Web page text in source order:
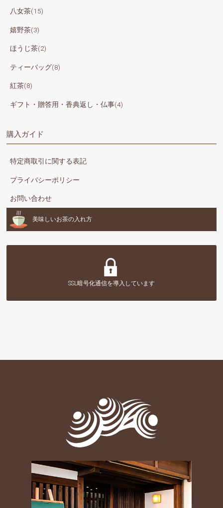
八女茶(15)
嬉野茶(3)
ほうじ茶(2)
ティーバッグ(8)
紅茶(8)
ギフト・贈答用・香典返し・仏事(4)
購入ガイド
特定商取引に関する表記
プライバシーポリシー
お問い合わせ
美味しいお茶の入れ方
SSL暗号化通信を導入しています